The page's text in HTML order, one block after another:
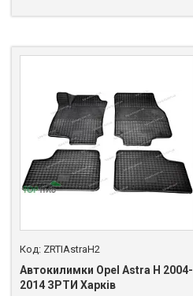
ZRTIAstraH2
Автокилимки Opel Astra H 2004-
2014 ЗРТИ Харків